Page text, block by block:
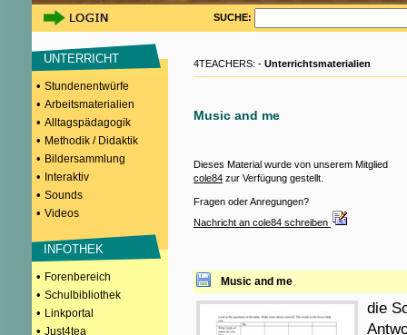
SUCHE:
UNTERRICHT
• Stundenentwürfe
• Arbeitsmaterialien
• Alltagspädagogik
• Methodik / Didaktik
• Bildersammlung
• Interaktiv
• Sounds
• Videos
INFOTHEK
• Forenbereich
• Schulbibliothek
• Linkportal
• Just4tea
4TEACHERS: - Unterrichtsmaterialien
Music and me
Dieses Material wurde von unserem Mitglied
cole84 zur Verfügung gestellt.
Fragen oder Anregungen?
Nachricht an cole84 schreiben
Music and me
die